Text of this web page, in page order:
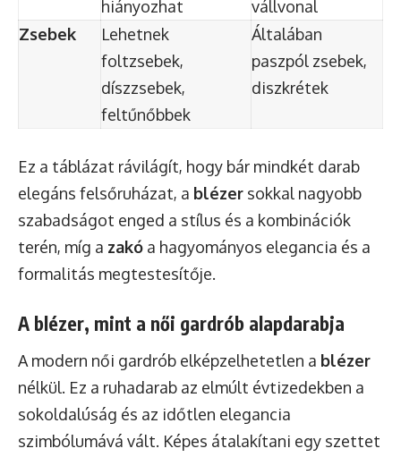
hiányozhat
vállvonal
Zsebek
Lehetnek
foltzsebek,
díszzsebek,
feltűnőbbek
Általában
paszpól zsebek,
diszkrétek
Ez a táblázat rávilágít, hogy bár mindkét darab
elegáns felsőruházat, a blézer sokkal nagyobb
szabadságot enged a stílus és a kombinációk
terén, míg a zakó a hagyományos elegancia és a
formalitás megtestesítője.
A blézer, mint a női gardrób alapdarabja
A modern női gardrób elképzelhetetlen a blézer
nélkül. Ez a ruhadarab az elmúlt évtizedekben a
sokoldalúság és az időtlen elegancia
szimbólumává vált. Képes átalakítani egy szettet